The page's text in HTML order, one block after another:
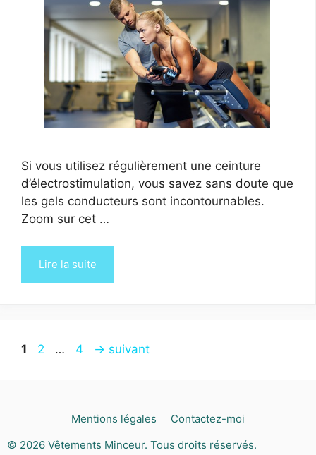
Si vous utilisez régulièrement une ceinture
d’électrostimulation, vous savez sans doute que
les gels conducteurs sont incontournables.
Zoom sur cet …
Lire la suite
Page
1 Page
2 … Page
4 → suivant
Mentions légales
Contactez-moi
© 2026 Vêtements Minceur. Tous droits réservés.